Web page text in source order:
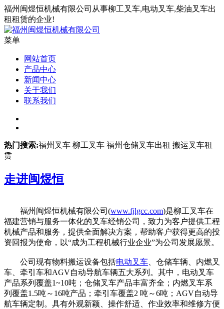
福州闽煜恒机械有限公司从事柳工叉车,电动叉车,柴油叉车出
租租赁的企业!
菜单
网站首页
产品中心
新闻中心
关于我们
联系我们
热门搜索:福州叉车 柳工叉车 福州仓储叉车出租 搬运叉车租
赁
走进闽煜恒
福州闽煜恒机械有限公司(www.fjlgcc.com)是柳工叉车在
福建营销与服务一体化的叉车经销公司，致力为客户提供工程
机械产品和服务，提供全面解决方案，帮助客户获得更高的投
资回报为使命，以“成为工程机械行业企业”为公司发展愿景。
公司现有物料搬运设备包括电动叉车 、仓储车辆、内燃叉
车、牵引车和AGV自动导航车辆五大系列。其中，电动叉车
产品系列覆盖1~10吨；仓储叉车产品丰富齐全；内燃叉车系
列覆盖1.5吨～16吨产品；牵引车覆盖2 吨～6吨；AGV自动导
航车辆定制。具有外观新颖、操作舒适、作业效率和维修方便